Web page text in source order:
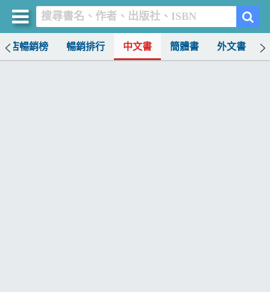
書店暢銷榜 暢銷排行 中文書 簡體書 外文書
買書網